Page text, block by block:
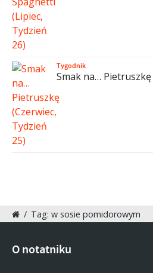
Tygodnik
Smak na…
/ Tag: w sosie pomidorowym
O notatniku